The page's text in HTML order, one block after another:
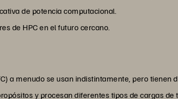
de potencia computacional.
de HPC en el futuro cercano.
a menudo se usan indistintamente, pero tienen
y procesan diferentes tipos de cargas de